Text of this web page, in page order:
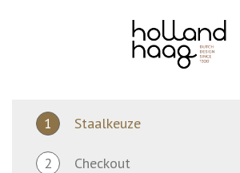
1 Staalkeuze
2 Checkout